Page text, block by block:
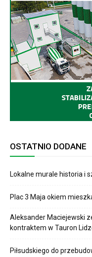
OSTATNIO DODANE
Lokalne murale historia i
Plac 3 Maja okiem
Aleksander Maciejewski
kontraktem w Tauron
Piłsudskiego do